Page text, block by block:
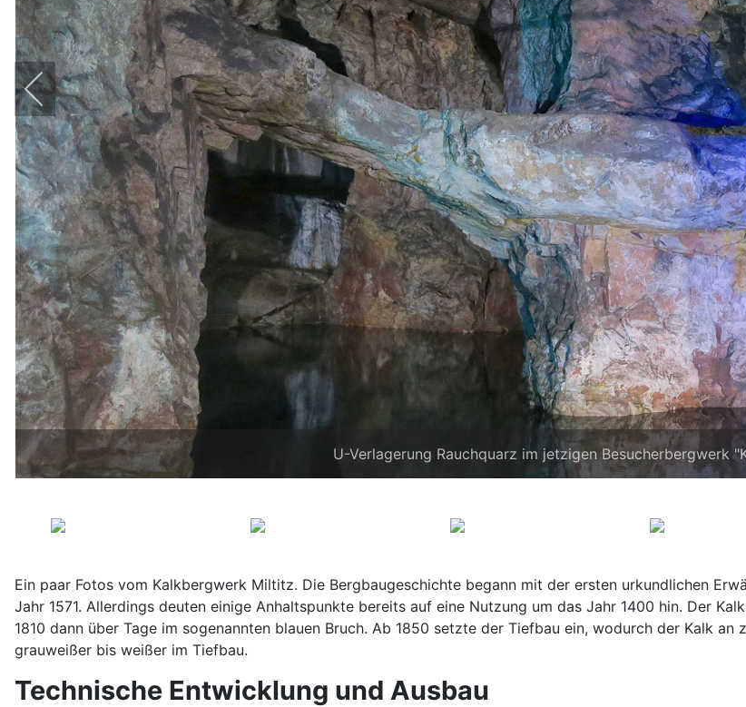
U-Verlagerung Rauchquarz im jetzigen Besucherbergwerk
Ein paar Fotos vom Kalkbergwerk Miltitz. Die Bergbaugeschichte begann mit der ersten urkundlichen
Jahr 1571. Allerdings deuten einige Anhaltspunkte bereits auf eine Nutzung um das Jahr 1400 hin. Der
1810 dann über Tage im sogenannten blauen Bruch. Ab 1850 setzte der Tiefbau ein, wodurch der Kalk
grauweißer bis weißer im Tiefbau.
Technische Entwicklung und Ausbau